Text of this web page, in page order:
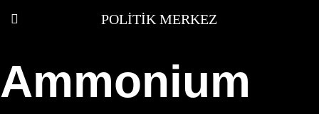
POLITIK MERKEZ
Ammonium